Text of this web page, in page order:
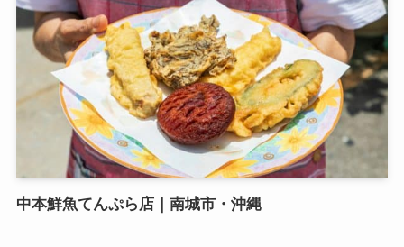
中本鮮魚てんぷら店｜南城市・沖縄